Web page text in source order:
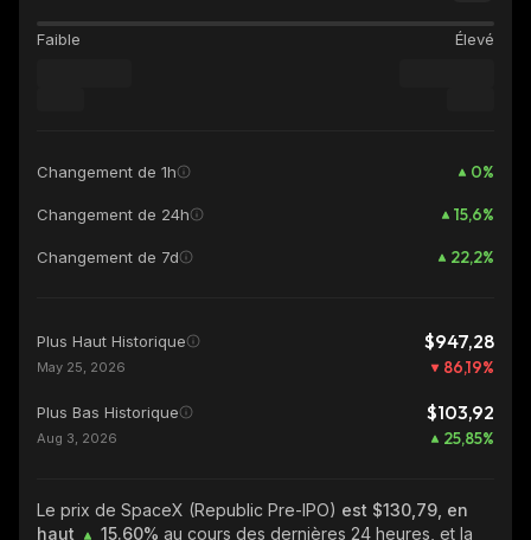
Faible Élevé
Changement de 1h 0%
Changement de 24h 15,6%
Changement de 7d 22,2%
Plus Haut Historique $947,28
May 25, 2026 86,19%
Plus Bas Historique $103,92
Aug 3, 2026 25,85%
Le prix de SpaceX (Republic Pre-IPO) est $130,79, en
haut
15.60% au cours des dernières 24 heures, et la